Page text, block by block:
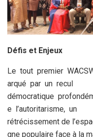
Défis et Enjeux
Le tout premier
arqué par un recul
démocratique
e l’autoritarisme, un
rétrécissement de
gne populaire face à la